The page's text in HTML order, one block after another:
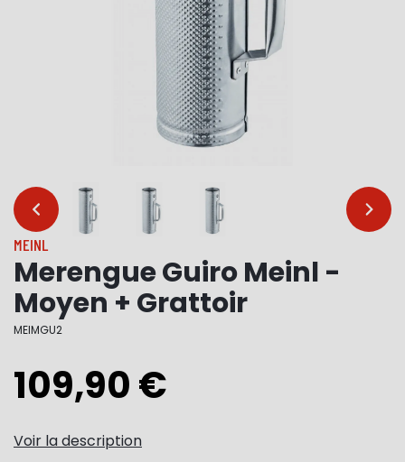
… …
MEINL
Merengue Guiro Meinl -
Moyen + Grattoir
MEIMGU2
109,90 €
Voir la description